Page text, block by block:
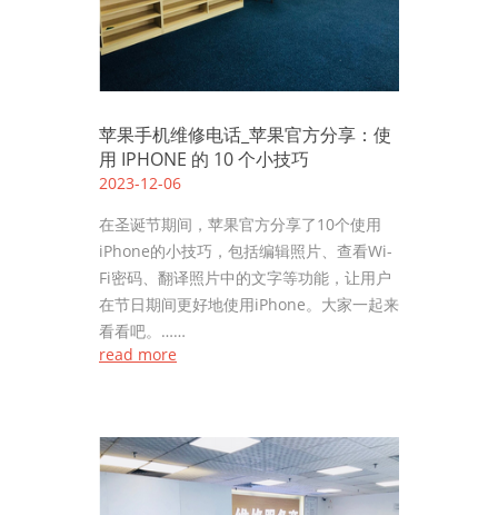
苹果手机维修电话_苹果官方分享：使
用 IPHONE 的 10 个小技巧
2023-12-06
在圣诞节期间，苹果官方分享了10个使用
iPhone的小技巧，包括编辑照片、查看Wi-
Fi密码、翻译照片中的文字等功能，让用户
在节日期间更好地使用iPhone。大家一起来
看看吧。……
read more